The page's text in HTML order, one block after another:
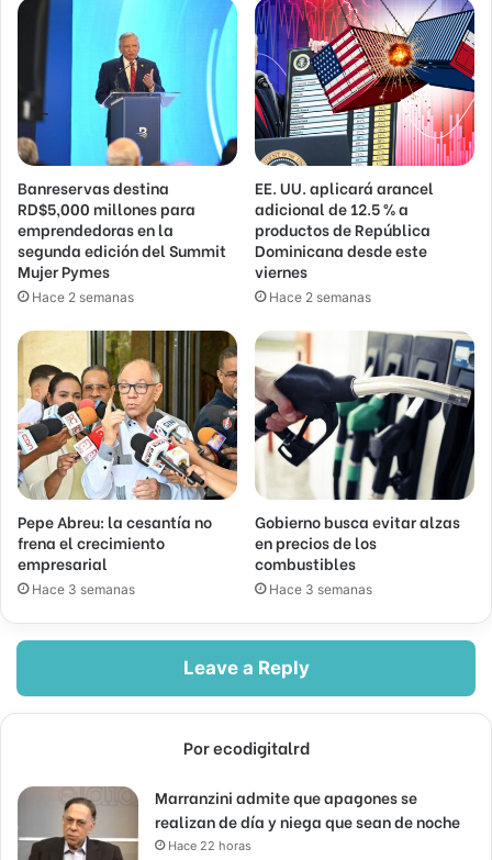
Banreservas destina
RD$5,000 millones para
emprendedoras en la
segunda edición del Summit
Mujer Pymes
Hace 2 semanas
EE. UU. aplicará arancel
adicional de 12.5 % a
productos de República
Dominicana desde este
viernes
Hace 2 semanas
Pepe Abreu: la cesantía no
frena el crecimiento
empresarial
Hace 3 semanas
Gobierno busca evitar alzas
en precios de los
combustibles
Hace 3 semanas
Leave a Reply
Por ecodigitalrd
Marranzini admite que apagones se
realizan de día y niega que sean de noche
Hace 22 horas